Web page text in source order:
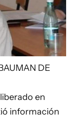
DE
en
información